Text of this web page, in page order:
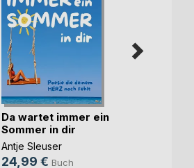
Da wartet immer ein
Sommer in dir
Antje Sleuser
24,99 € Buch